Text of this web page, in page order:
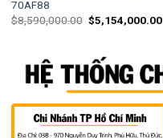
70AF88
$8,590,000.00 $5,154,000.00